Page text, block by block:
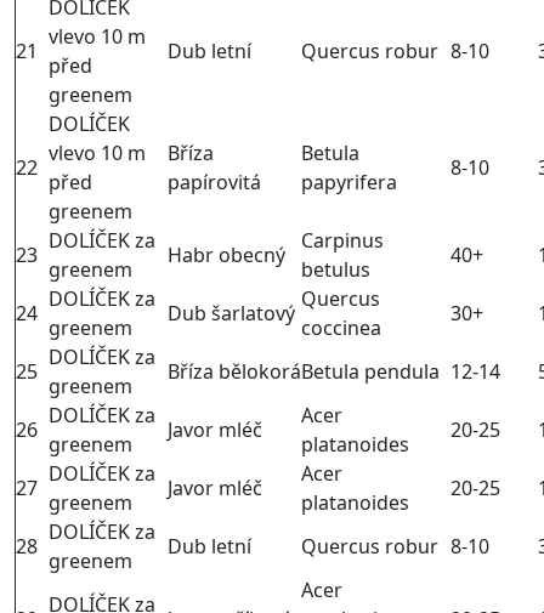
21
DOLÍČEK
vlevo 10 m
před
greenem
Dub letní Quercus robur 8-10
22
DOLÍČEK
vlevo 10 m
před
greenem
Bříza
papírovitá
Betula
papyrifera
8-10
23
DOLÍČEK za
greenem
Habr obecný
Carpinus
betulus
40+
24
DOLÍČEK za
greenem
Dub šarlatový
Quercus
coccinea
30+
25
DOLÍČEK za
greenem
Bříza bělokoráBetula pendula 12-14
26
DOLÍČEK za
greenem
Javor mléč
Acer
platanoides
20-25
27
DOLÍČEK za
greenem
Javor mléč
Acer
platanoides
20-25
28
DOLÍČEK za
greenem
Dub letní Quercus robur 8-10
DOLÍČEK za
Acer